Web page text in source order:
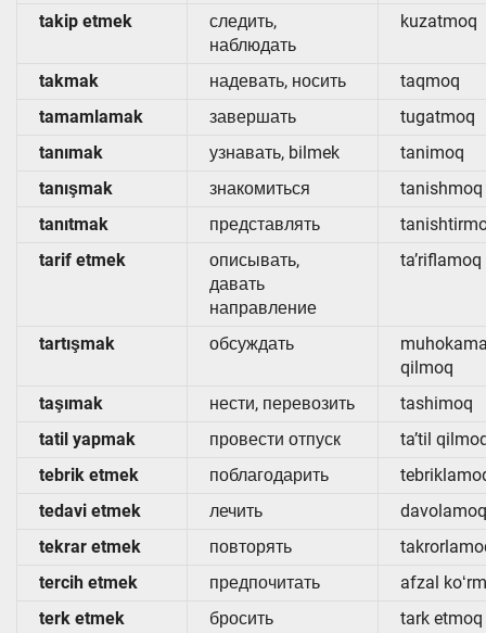
takip etmek
следить,
наблюдать
kuzatmoq
takmak надевать, носить
taqmoq
tamamlamak
завершать
tugatmoq
tanımak
узнавать, bilmek
tanimoq
tanışmak
знакомиться
tanishmoq
tanıtmak
представлять
tarif etmek
описывать,
давать
направление
ta’riflamoq
tartışmak обсуждать
qilmoq
taşımak
нести, перевозить
tashimoq
tatil yapmak
провести отпуск
ta’til
tebrik etmek
поблагодарить
tedavi etmek
лечить
davolamoq
tekrar etmek
повторять
tercih etmek
предпочитать
afzal
terk etmek
бросить tark etmoq